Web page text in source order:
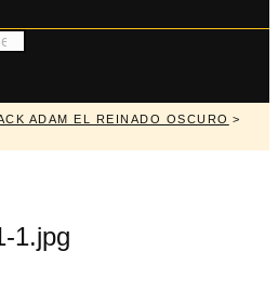
ADAM EL REINADO OSCURO >
1.jpg